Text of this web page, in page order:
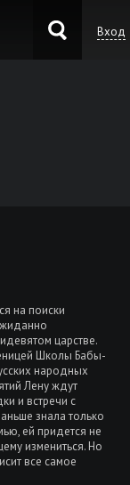
Вход
на поиски
царстве.
Школы Бабы-
народных
Лену ждут
и встречи с
знала только
ей придется не
измениться. Но
все самое